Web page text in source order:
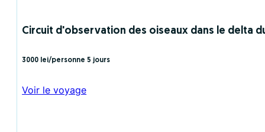
Circuit d'observation des oiseaux dans le delta
3000 lei/personne5 jours
Voir le voyage